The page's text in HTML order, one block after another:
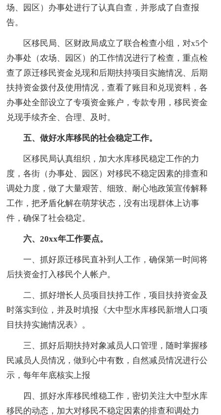
场、园区）办事处进行了认真自查，并形成了自查报
告。
区移民局、区财政局成立了联合检查小组，对x5个
办事处（农场、园区）的工作情况进行了检查，重点检
查了原迁移民资金兑现和后期扶持项目实施情况、后期
扶持资金拨付及使用情况，查看了账目和兑现资料，各
办事处全部设立了专项资金账户，专款专用，移民资金
兑现手续齐全、合理、及时。
五、做好水库移民的社会稳定工作。
区移民局认真组织，加大水库移民稳定工作的力
度，各街（办事处、园区）对移民不稳定因素的排查和
调处力度，做了大量艰苦、细致、耐心地政策宣传解释
工作，把矛盾化解在萌芽状态，没有出现群体上访事
件，确保了社会稳定。
六、20xx年工作要点。
一、抓好原迁移民直补到人工作，确保第一时间将
后扶资金打入移民个人帐户。
二、抓好增长人员项目扶持工作，项目扶持资金及
时落实到位，并及时填报《大中型水库移民新增人口项
目扶持实施情况表》。
三、抓好后期扶持对象减员人口管理，随时掌握移
民减员人员情况，做到心中有数，自然减员情况进行公
示，每年年底核实上报
四、抓好水库移民维稳工作，密切关注大中型水库
移民的动态，加大对移民不稳定因素的排查和调处力